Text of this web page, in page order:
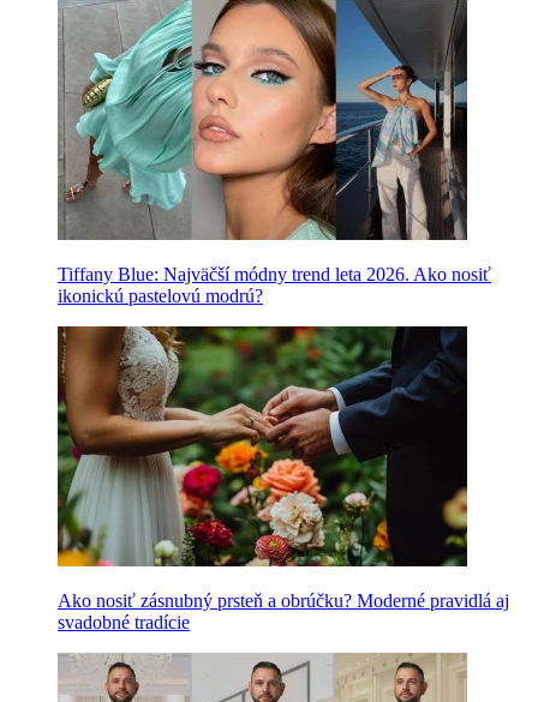
Tiffany Blue: Najväčší módny trend leta 2026. Ako nosiť
ikonickú pastelovú modrú?
Ako nosiť zásnubný prsteň a obrúčku? Moderné pravidlá aj
svadobné tradície